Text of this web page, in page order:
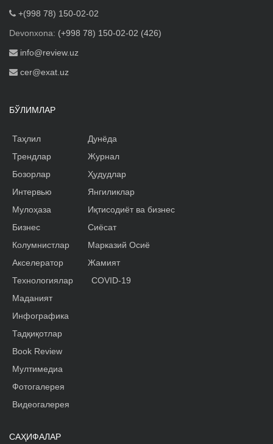
+(998 78) 150-02-02
Devonxona: (+998 78) 150-02-02 (426)
info@review.uz
cer@exat.uz
БЎЛИМЛАР
Таҳлил
Трендлар
Бозорлар
Интервью
Мулоҳаза
Бизнес
Колумнистлар
Акселератор
Дунёда
Журнал
Ҳудудлар
Янгиликлар
Иқтисодиёт ва бизнес
Сиёсат
Марказий Осиё
Жамият
Технологиялар
Маданият
Инфографика
Тадқиқотлар
Book Review
Мултимедиа
Фотогалерея
Видеогалерея
COVID-19
САҲИФАЛАР